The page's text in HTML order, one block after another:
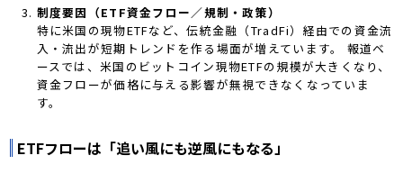
制度要因（ETF資金フロー／規制・政策）
特に米国の現物ETFなど、伝統金融（TradFi）経由での資金流
入・流出が短期トレンドを作る場面が増えています。 報道ベ
ースでは、米国のビットコイン現物ETFの規模が大きくなり、
資金フローが価格に与える影響が無視できなくなっていま
す。
ETFフローは「追い風にも逆風にもなる」